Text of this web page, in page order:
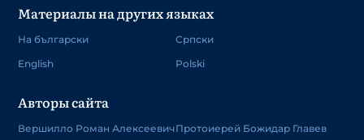
Материалы на других языках
На български
English
Српски
Polski
Авторы сайта
Вершилло Роман Алексеевич Протоиерей Божидар Главев